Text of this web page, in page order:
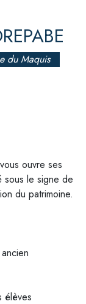
du Maquis
vous ouvre ses
sous le signe de
du patrimoine.
élèves